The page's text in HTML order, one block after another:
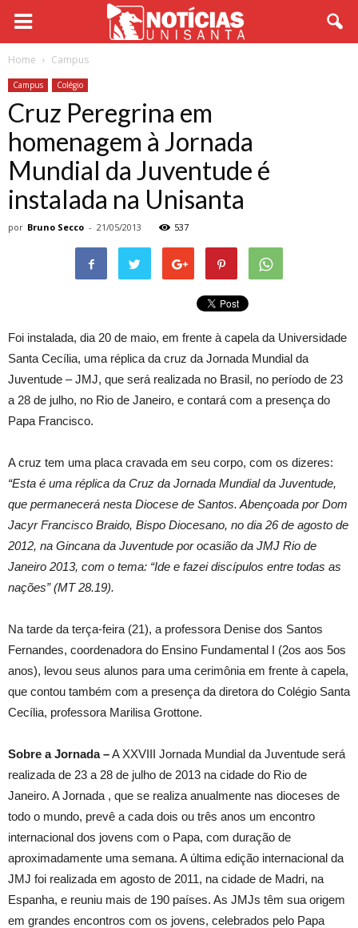
Home Campus
Campus Colégio
Cruz Peregrina em
homenagem à Jornada
Mundial da Juventude é
instalada na Unisanta
por Bruno Secco - 21/05/2013 537
Foi instalada, dia 20 de maio, em frente à capela da Universidade
Santa Cecília, uma réplica da cruz da Jornada Mundial da
Juventude – JMJ, que será realizada no Brasil, no período de 23
a 28 de julho, no Rio de Janeiro, e contará com a presença do
Papa Francisco.
A cruz tem uma placa cravada em seu corpo, com os dizeres:
“Esta é uma réplica da Cruz da Jornada Mundial da Juventude,
que permanecerá nesta Diocese de Santos. Abençoada por Dom
Jacyr Francisco Braido, Bispo Diocesano, no dia 26 de agosto de
2012, na Gincana da Juventude por ocasião da JMJ Rio de
Janeiro 2013, com o tema: “Ide e fazei discípulos entre todas as
nações” (MT 28.19).
Na tarde da terça-feira (21), a professora Denise dos Santos
Fernandes, coordenadora do Ensino Fundamental I (2os aos 5os
anos), levou seus alunos para uma cerimônia em frente à capela,
que contou também com a presença da diretora do Colégio Santa
Cecília, professora Marilisa Grottone.
Sobre a Jornada –A XXVIII Jornada Mundial da Juventude será
realizada de 23 a 28 de julho de 2013 na cidade do Rio de
Janeiro. A Jornada , que se realiza anualmente nas dioceses de
todo o mundo, prevê a cada dois ou três anos um encontro
internacional dos jovens com o Papa, com duração de
aproximadamente uma semana. A última edição internacional da
JMJ foi realizada em agosto de 2011, na cidade de Madri, na
Espanha, e reuniu mais de 190 países. As JMJs têm sua origem
em grandes encontros com os jovens, celebrados pelo Papa